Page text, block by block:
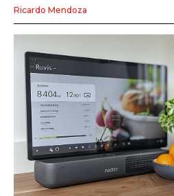
Ricardo Mendoza